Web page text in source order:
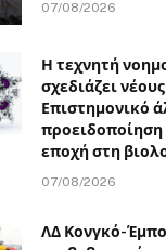
07/08/2026
Η τεχνητή
σχεδιάζει
Επιστημονικό
προειδοποίηση
εποχή στη
07/08/2026
ΛΔ Κονγκό-